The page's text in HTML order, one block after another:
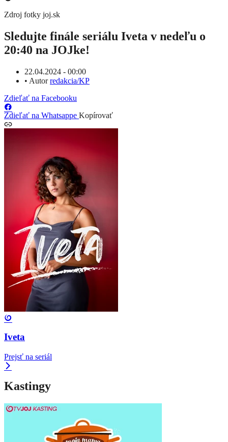
Zdroj fotky joj.sk
Sledujte finále seriálu Iveta v nedeľu o
20:40 na JOJke!
22.04.2024 - 00:00
• Autorredakcia/KP
Zdieľať na Facebooku
Zdieľať na Whatsappe Kopírovať
Iveta
Prejsť na seriál
Kastingy